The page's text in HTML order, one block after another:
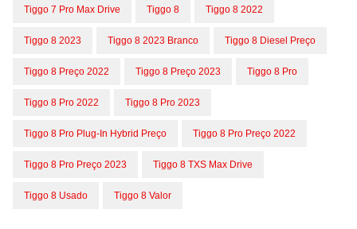
Tiggo 7 Pro Max Drive Tiggo 8 Tiggo 8 2022
Tiggo 8 2023 Tiggo 8 2023 Branco Tiggo 8 Diesel Preço
Tiggo 8 Preço 2022 Tiggo 8 Preço 2023 Tiggo 8 Pro
Tiggo 8 Pro 2022 Tiggo 8 Pro 2023
Tiggo 8 Pro Plug-In Hybrid Preço Tiggo 8 Pro Preço 2022
Tiggo 8 Pro Preço 2023 Tiggo 8 TXS Max Drive
Tiggo 8 Usado Tiggo 8 Valor